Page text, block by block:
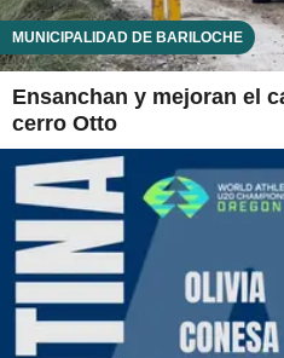
MUNICIPALIDAD DE BARILOCHE
Ensanchan y mejoran el
cerro Otto